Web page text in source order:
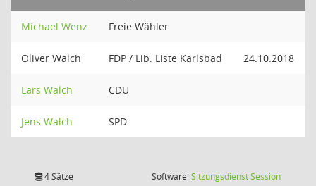
Michael Wenz Freie Wähler
Oliver Walch FDP / Lib. Liste Karlsbad 24.10.2018
Lars Walch CDU
Jens Walch SPD
4 Sätze Software:SitzungsdienstSession(Wird in